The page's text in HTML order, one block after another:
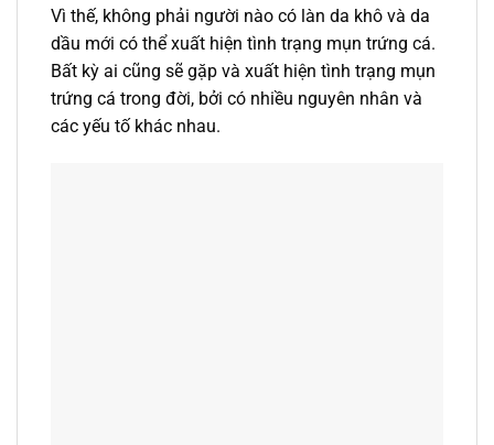
Vì thế, không phải người nào có làn da khô và da
dầu mới có thể xuất hiện tình trạng mụn trứng cá.
Bất kỳ ai cũng sẽ gặp và xuất hiện tình trạng mụn
trứng cá trong đời, bởi có nhiều nguyên nhân và
các yếu tố khác nhau.